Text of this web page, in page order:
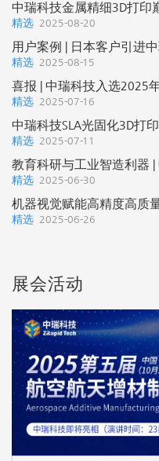
2025-08-20
2025-08-15
2025-07-16
中瑞科技SLA光固化3D打
2025-07-11
2025-06-30
2025-06-26
展会活动